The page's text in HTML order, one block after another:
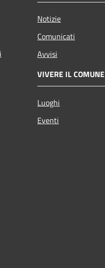
Notizie
Comunicati
Avvisi
VIVERE IL COMUNE
Luoghi
Eventi